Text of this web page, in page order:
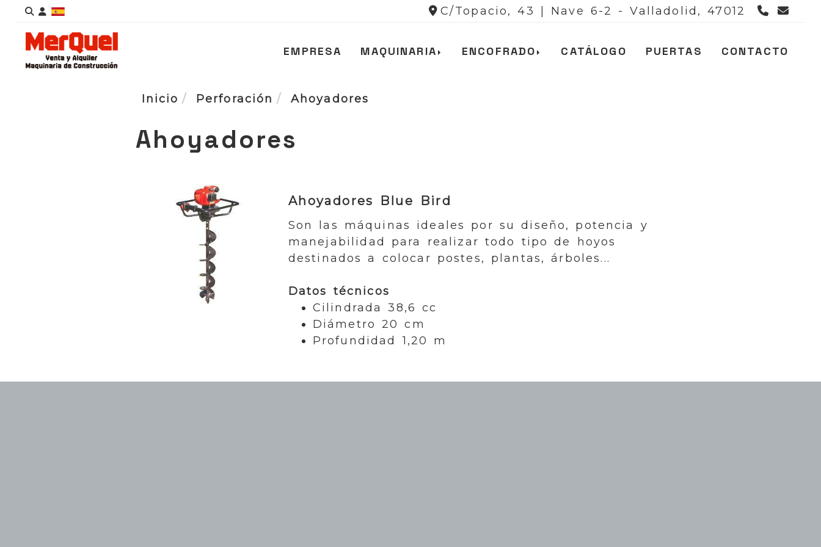
Identifícate C/Topacio, 43 | Nave 6-2 -Valladolid,47012 983
EMPRESA MAQUINARIA ENCOFRADO CATÁLOGO PUERTAS CONTACTO
Inicio Perforación Ahoyadores
Ahoyadores
Ahoyadores Blue Bird
Son las máquinas ideales por su diseño, potencia y
manejabilidad para realizar todo tipo de hoyos
destinados a colocar postes, plantas, árboles...
Datos técnicos
Cilindrada 38,6 cc
Diámetro 20 cm
Profundidad 1,20 m